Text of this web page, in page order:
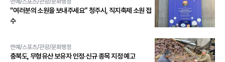
연예/스포츠/관광/문화행정
“여러분의 소원을 보내주세요” 청주시, 직지축제 소원 접
수
연예/스포츠/관광/문화행정
충북도, 무형유산 보유자 인정·신규 종목 지정 예고